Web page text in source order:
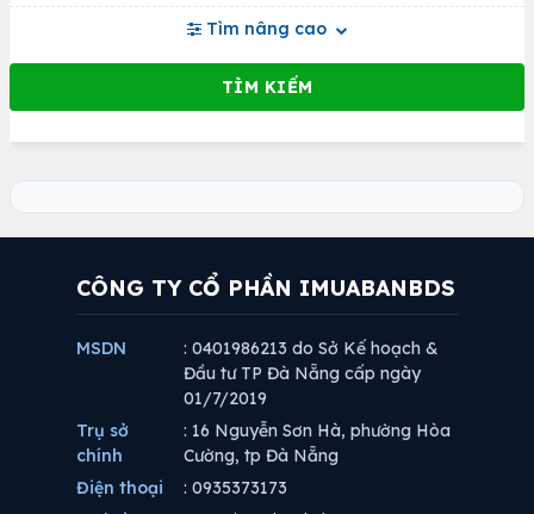
Tìm nâng cao
CÔNG TY CỔ PHẦN IMUABANBDS
MSDN
: 0401986213 do Sở Kế hoạch &
Đầu tư TP Đà Nẵng cấp ngày
01/7/2019
Trụ sở
chính
: 16 Nguyễn Sơn Hà, phường Hòa
Cường, tp Đà Nẵng
Điện thoại
: 0935373173